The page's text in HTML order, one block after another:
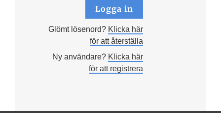
Glömt lösenord? Klicka här
för att återställa
Ny användare? Klicka här
för att registrera